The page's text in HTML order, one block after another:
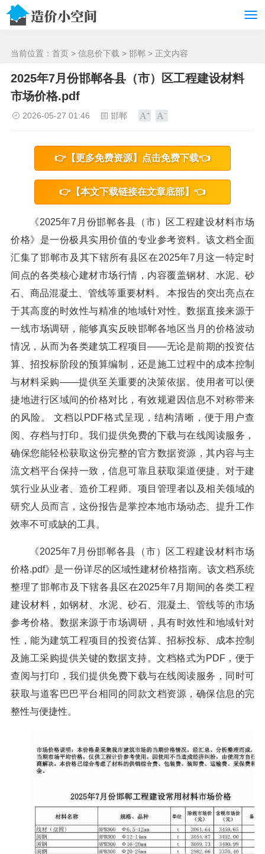
当前位置： 首页 > 信息价下载 > 邯郸 > 正文内容
2025年7月份邯郸各县（市）区工程建设材料
市场价格.pdf
2026-05-27 01:46 邯郸
👉【更多免费资源】点击免费下载👈
👉【本文下载链接在文章底部】👈
《2025年7月份邯郸各县（市）区工程建设材料市场
价格》是一份极具实用价值的专业参考资料。该文档全面
汇集了邯郸市及其下辖所有县区在2025年7月这一特定时
间点的各类核心建材市场行情，内容覆盖钢材、水泥、砂
石、商品混凝土、管线等重要材料。 本报告的突出亮点在
于其高度的时效性与精准的地域针对性。数据直接来源于
一线市场调研，能够真实反映邯郸各地区当月的价格波动
情况，从而为各类建筑工程项目——无论是前期的投资估
算、招投标阶段的预算编制，还是施工过程中的成本控制
与材料采购——提供至关重要的决策依据。使用者可以便
捷地进行区域间的价格对比，有效规避因信息不对称带来
的风险。 文档以PDF格式呈现，结构清晰，便于用户查
阅、存档与打印。我们提供免费的下载与在线阅读服务，
确保您能轻松获取这份完整的官方数据资源，其内容与主
流文档平台保持一致，信息可靠且获取渠道便捷。对于建
筑行业从业者、造价工程师、项目管理者以及相关领域的
研究人员而言，这份报告是掌控本地市场动态、提升工作
效率不可或缺的工具。
《2025年7月份邯郸各县（市）区工程建设材料市场
价格.pdf》是一份详尽的区域性建材价格指南。该文档系统
整理了邯郸市及下辖各县区在2025年7月期间的各类工程
建设材料，如钢材、水泥、砂石、混凝土、管线等的市场
参考价格。数据来源于市场调研，具有时效性和地域针对
性，能为建筑工程项目的投资估算、招标投标、成本控制
及施工采购提供关键的数据支持。文档格式为PDF，便于
查阅与打印，我们提供免费下载与在线阅读服务，同时可
获取与道客巴巴平台相同的同款文档资源，确保信息的完
整性与便捷性。